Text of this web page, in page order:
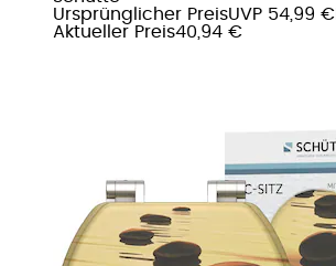
Ursprünglicher PreisUVP 54,99 €
Aktueller Preis40,94 €